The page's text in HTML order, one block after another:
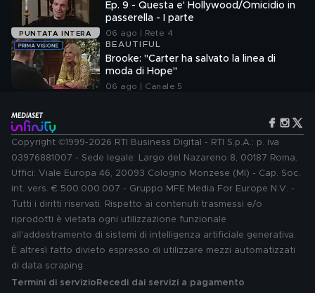
PUNTATA INTERA
Ep. 9 - Questa e' Hollywood/Omicidio in
passerella - I parte
06 ago | Rete 4
BEAUTIFUL
Brooke: "Carter ha salvato la linea di
moda di Hope"
06 ago | Canale 5
Copyright ©1999-2026 RTI Business Digital - RTI S.p.A.: p. iva
03976881007 - Sede legale: Largo del Nazareno 8, 00187 Roma.
Uffici: Viale Europa 46, 20093 Cologno Monzese (MI) - Cap. Soc.
int. vers. € 500.000.007 - Gruppo MFE Media For Europe N.V. -
Tutti i diritti riservati. Rispetto ai contenuti trasmessi e/o
riprodotti è vietata ogni utilizzazione funzionale
all'addestramento di sistemi di intelligenza artificiale generativa.
È altresì fatto divieto espresso di utilizzare mezzi automatizzati
di data scraping.
Termini di servizio Recedi dai servizi a pagamento